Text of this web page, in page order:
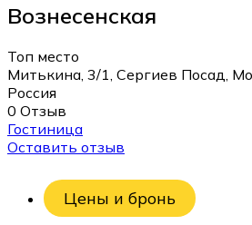
Вознесенская
Топ место
Митькина, 3/1, Сергиев Посад,
Россия
0 Отзыв
Гостиница
Оставить отзыв
Цены и бронь